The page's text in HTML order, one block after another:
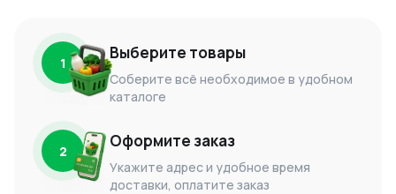
1 Выберите товары
Соберите всё необходимое в удобном
каталоге
2 Оформите заказ
Укажите адрес и удобное время
доставки, оплатите заказ